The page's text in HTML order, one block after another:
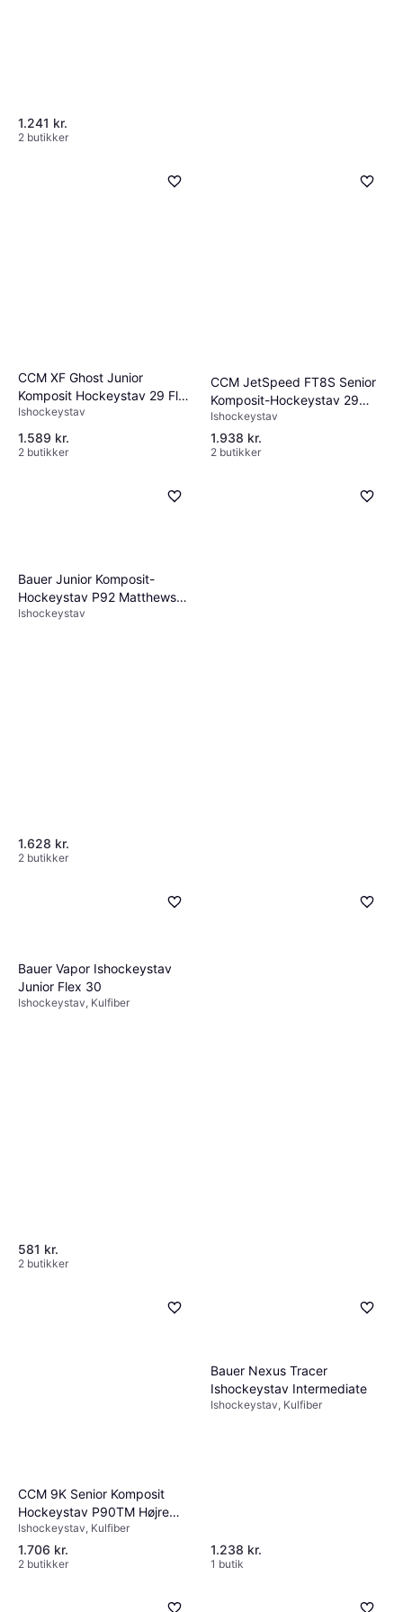
1.241 kr.
2 butikker
CCM XF Ghost Junior
Komposit Hockeystav 29 Flex
50
Ishockeystav
1.589 kr.
2 butikker
CCM JetSpeed FT8S Senior
Komposit-Hockeystav 29
Højre Hånd Ned
Ishockeystav
1.938 kr.
2 butikker
Bauer Junior Komposit-
Hockeystav P92 Matthews
Venstre Hånd Ned
Ishockeystav
1.628 kr.
2 butikker
Bauer Vapor Ishockeystav
Junior Flex 30
Ishockeystav, Kulfiber
581 kr.
2 butikker
CCM 9K Senior Komposit
Hockeystav P90TM Højre
Hånd Ned
Ishockeystav, Kulfiber
1.706 kr.
2 butikker
Bauer Nexus Tracer
Ishockeystav Intermediate
Ishockeystav, Kulfiber
1.238 kr.
1 butik